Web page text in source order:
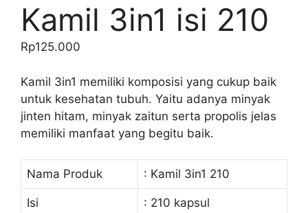
Kamil 3in1 isi 210
Rp125.000
Kamil 3in1 memiliki komposisi yang cukup baik
untuk kesehatan tubuh. Yaitu adanya minyak
jinten hitam, minyak zaitun serta propolis jelas
memiliki manfaat yang begitu baik.
Nama Produk : Kamil 3in1 210
Isi : 210 kapsul